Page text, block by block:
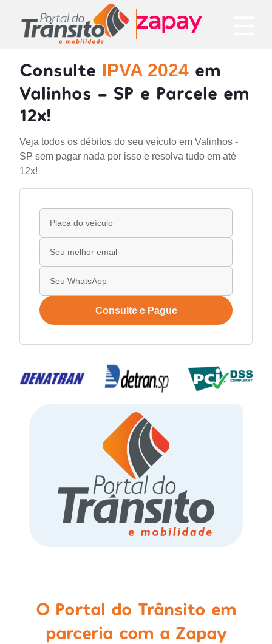
Consulte IPVA 2024 em
Valinhos - SP e Parcele em
12x!
Veja todos os débitos do seu veículo em Valinhos -
SP sem pagar nada por isso e resolva tudo em até
12x!
Consulte e Pague
O Portal do Trânsito em
parceria com a Zapay